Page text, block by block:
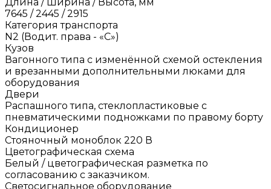
7645 / 2445 / 2915
Категория транспорта
N2 (Водит. права - «С»)
Кузов
Вагонного типа с изменённой схемой остекления
и врезанными дополнительными люками для
оборудования
Двери
Распашного типа, стеклопластиковые с
пневматическими подножками по правому борту
Кондиционер
Стояночный моноблок 220 В
Цветографическая схема
Белый / цветографическая разметка по
согласованию с заказчиком.
Светосигнальное оборудование